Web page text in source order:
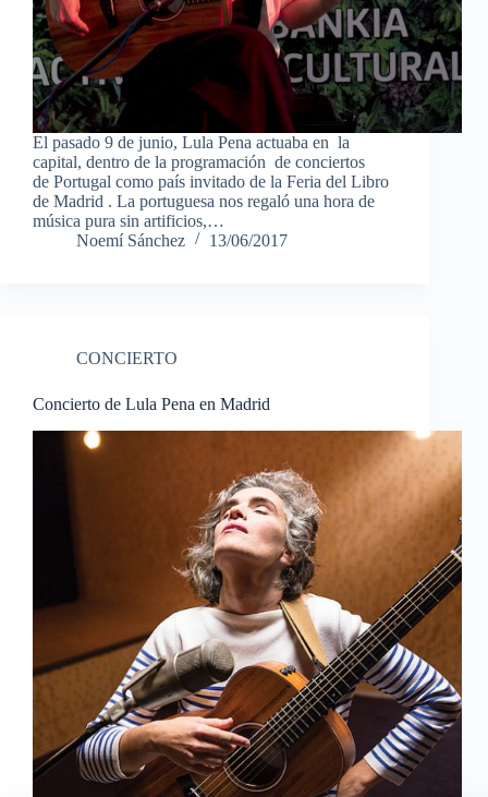
El pasado 9 de junio, Lula Pena actuaba en la
capital, dentro de la programación de conciertos
de Portugal como país invitado de la Feria del Libro
de Madrid . La portuguesa nos regaló una hora de
música pura sin artificios,…
Noemí Sánchez
13/06/2017
CONCIERTO
Concierto de Lula Pena en Madrid